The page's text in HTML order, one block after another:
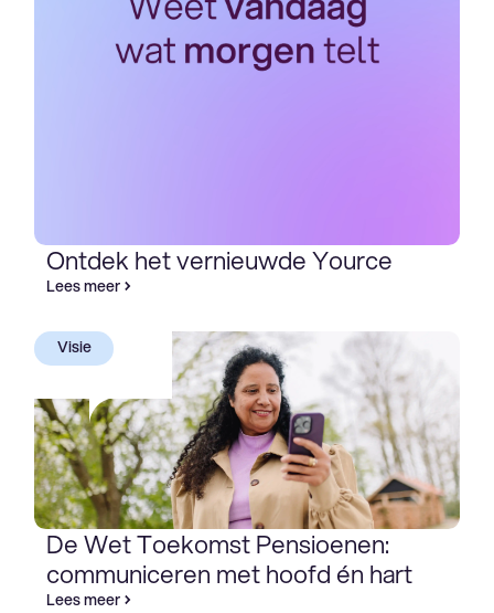
Ontdek het vernieuwde Yource
Lees meer
Visie
De Wet Toekomst Pensioenen:
communiceren met hoofd én hart
Lees meer